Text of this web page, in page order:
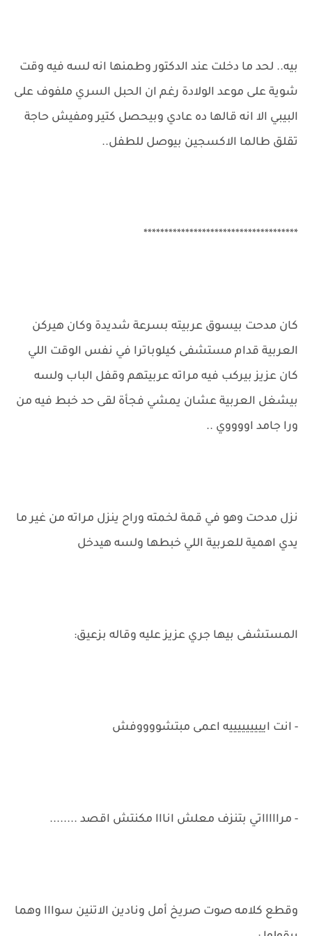
بيه.. لحد ما دخلت عند الدكتور وطمنها انه لسه فيه وقت
شوية على موعد الولادة رغم ان الحبل السري ملفوف على
البيبي الا انه قالها ده عادي وبيحصل كتير ومفيش حاجة
تقلق طالما الاكسجين بيوصل للطفل..
*************************************
كان مدحت بيسوق عربيته بسرعة شديدة وكان هيركن
العربية قدام مستشفى كيلوباترا في نفس الوقت اللي
كان عزيز بيركب فيه مراته عربيتهم وقفل الباب ولسه
بيشغل العربية عشان يمشي فجأة لقى حد خبط فيه من
ورا جامد اووووي ..
نزل مدحت وهو في قمة لخمته وراح ينزل مراته من غير ما
يدي اهمية للعربية اللي خبطها ولسه هيدخل
المستشفى بيها جري عزيز عليه وقاله بزعيق:
- انت ايييييييييه اعمى مبتشووووفش
- مراااااتي بتنزف معلش انااا مكنتش اقصد ........
وقطع كلامه صوت صريخ أمل ونادين الاتنين سوااا وهما